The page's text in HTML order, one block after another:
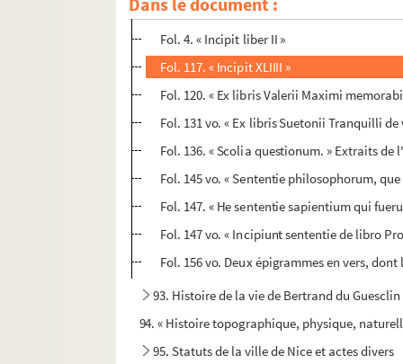
Fol. 1. Livre premier
Fol. 4. « Incipit liber II »
Fol. 117. « Incipit XLIIII »
Fol. 120. « Ex libris Valerii Maximi
Fol. 131 vo. « Ex libris Suetonii Tranquilli de
Fol. 136. « Scolia questionum. » Extraits de
Fol. 145 vo. « Sententie philosophorum,
Fol. 147. « He sententie sapientium qui
Fol. 147 vo. « Incipiunt sententie de libro
Fol. 156 vo. Deux épigrammes en vers,
93. Histoire de la vie de Bertrand du Guesclin
94. « Histoire topographique, physique,
95. Statuts de la ville de Nice et actes divers